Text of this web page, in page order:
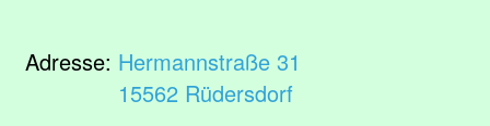
Adresse: Hermannstraße 31
15562 Rüdersdorf